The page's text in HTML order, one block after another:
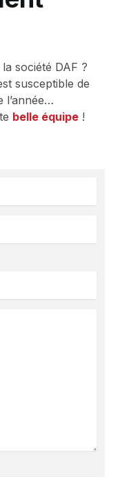
société DAF ?
susceptible de
l’année…
belle équipe !